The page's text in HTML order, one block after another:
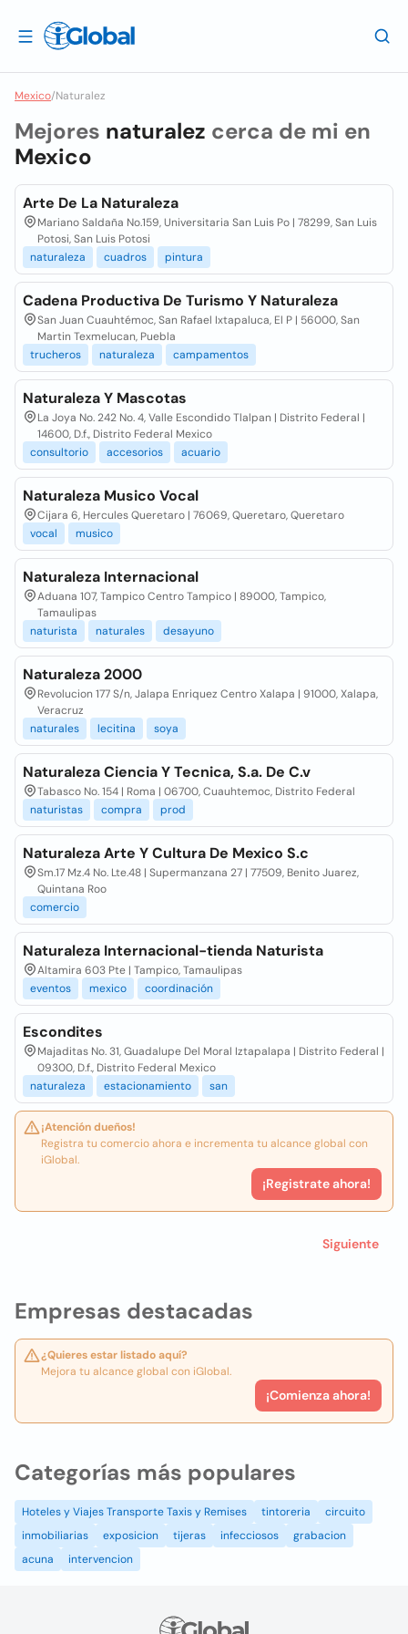
Mexico/Naturalez
Empresas destacadas
¿Quieres estar listado aquí?
Mejora tu alcance global con iGlobal.
¡Comienza ahora!
Mejores naturalez cerca de mi en
Mexico
Arte De La Naturaleza
Mariano Saldaña No.159, Universitaria San Luis Po | 78299, San Luis
Potosi, San Luis Potosi
naturaleza
cuadros pintura
Cadena Productiva De Turismo Y Naturaleza
San Juan Cuauhtémoc, San Rafael Ixtapaluca, El P | 56000, San
Martin Texmelucan, Puebla
trucheros
naturaleza campamentos
Naturaleza Y Mascotas
La Joya No. 242 No. 4, Valle Escondido Tlalpan | Distrito Federal |
14600, D.f., Distrito Federal Mexico
consultorio
accesorios acuario
Naturaleza Musico Vocal
Cijara 6, Hercules Queretaro | 76069, Queretaro, Queretaro
vocal
musico
Naturaleza Internacional
Aduana 107, Tampico Centro Tampico | 89000, Tampico,
Tamaulipas
naturista
naturales desayuno
Naturaleza 2000
Revolucion 177 S/n, Jalapa Enriquez Centro Xalapa | 91000, Xalapa,
Veracruz
naturales
lecitina soya
Naturaleza Ciencia Y Tecnica, S.a. De C.v
Tabasco No. 154 | Roma | 06700, Cuauhtemoc, Distrito Federal
naturistas
compra prod
Naturaleza Arte Y Cultura De Mexico S.c
Sm.17 Mz.4 No. Lte.48 | Supermanzana 27 | 77509, Benito Juarez,
Quintana Roo
comercio
Naturaleza Internacional-tienda Naturista
Altamira 603 Pte | Tampico, Tamaulipas
eventos
mexico coordinación
Escondites
Majaditas No. 31, Guadalupe Del Moral Iztapalapa | Distrito Federal |
09300, D.f., Distrito Federal Mexico
naturaleza
estacionamiento san
¡Atención dueños!
Registra tu comercio ahora e incrementa tu alcance global con
iGlobal.
¡Registrate ahora!
Siguiente
Categorías más populares
Hoteles y Viajes Transporte Taxis y Remises tintoreria
circuito
inmobiliarias
exposicion tijeras infecciosos
grabacion
acuna
intervencion